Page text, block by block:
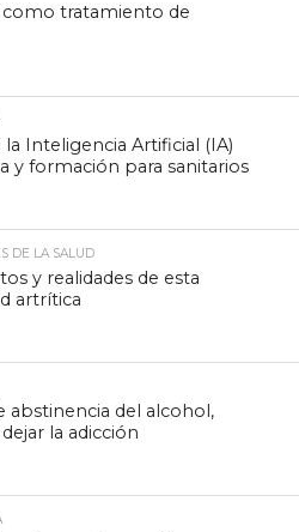
como tratamiento de
la Inteligencia Artificial (IA)
y formación para sanitarios
DE LA SALUD
y realidades de esta
artrítica
abstinencia del alcohol,
la adicción